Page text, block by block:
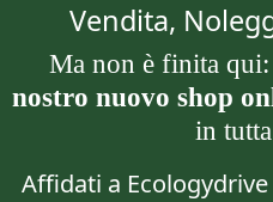
Vendita,
Ma non è finita qui:
nostro nuovo shop
in
Affidati a